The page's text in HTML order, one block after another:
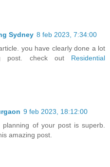
Sydney 8 feb 2023, 7:34:00
you have clearly done a lot
post. check out Residential
9 feb 2023, 18:12:00
of your post is superb.
amazing post.